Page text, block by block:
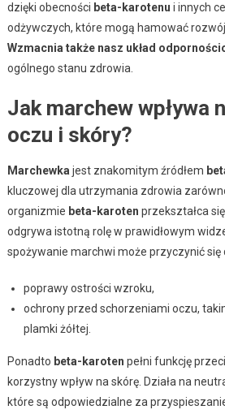
dzięki obecności beta-karotenu i innych
odżywczych, które mogą hamować
Wzmacnia także nasz układ
ogólnego stanu zdrowia.
Jak marchew wpływa
oczu i skóry?
Marchewka jest znakomitym źródłem
kluczowej dla utrzymania zdrowia
organizmie beta-karoten przekształca
odgrywa istotną rolę w prawidłowym
spożywanie marchwi może przyczynić się
poprawy ostrości wzroku,
ochrony przed schorzeniami oczu,
plamki żółtej.
Ponadto beta-karoten pełni funkcję
korzystny wpływ na skórę. Działa na
które są odpowiedzialne za